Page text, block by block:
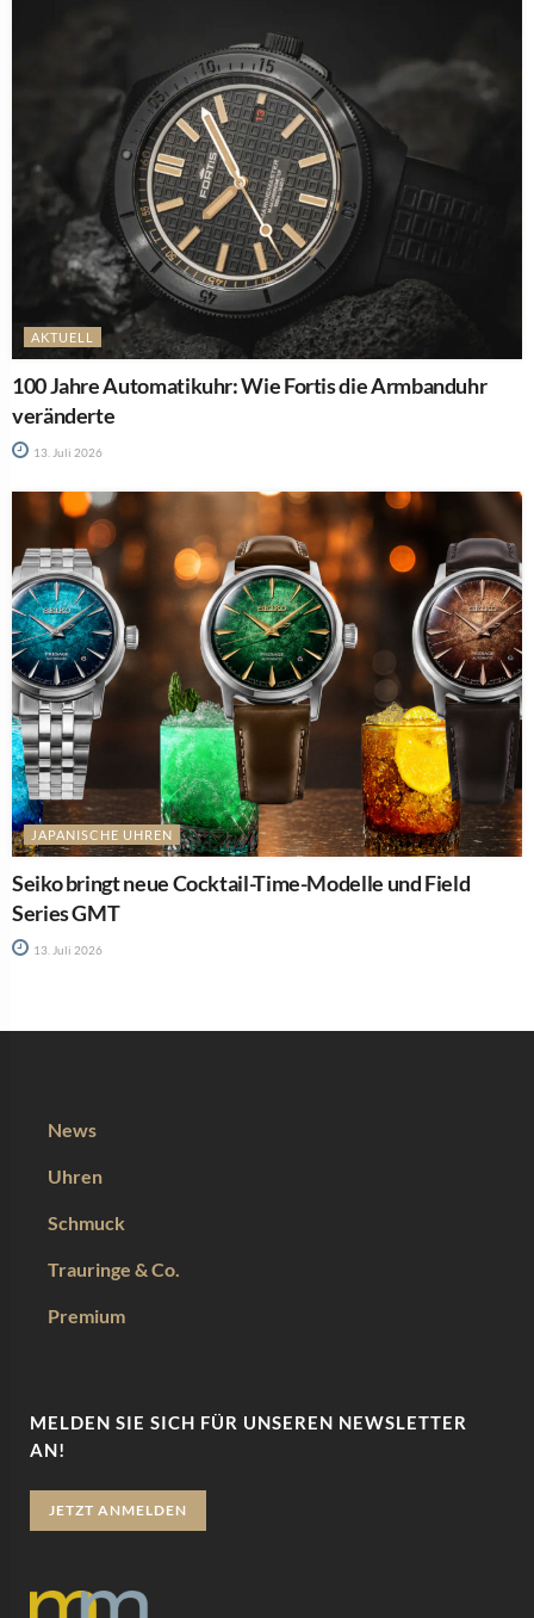
AKTUELL
100 Jahre Automatikuhr: Wie Fortis die Armbanduhr
veränderte
13. Juli 2026
JAPANISCHE UHREN
Seiko bringt neue Cocktail-Time-Modelle und Field
Series GMT
13. Juli 2026
News
Uhren
Schmuck
Trauringe & Co.
Premium
MELDEN SIE SICH FÜR UNSEREN NEWSLETTER
AN!
JETZT ANMELDEN